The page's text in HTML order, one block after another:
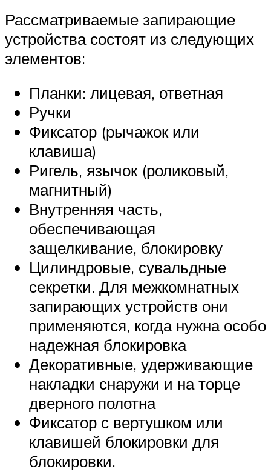
Рассматриваемые запирающие
устройства состоят из следующих
элементов:
Планки: лицевая, ответная
Ручки
Фиксатор (рычажок или
клавиша)
Ригель, язычок (роликовый,
магнитный)
Внутренняя часть,
обеспечивающая
защелкивание, блокировку
Цилиндровые, сувальдные
секретки. Для межкомнатных
запирающих устройств они
применяются, когда нужна особо
надежная блокировка
Декоративные, удерживающие
накладки снаружи и на торце
дверного полотна
Фиксатор с вертушком или
клавишей блокировки для
блокировки.